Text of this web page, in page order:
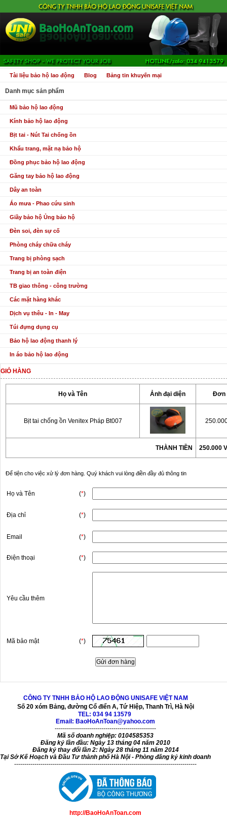
Tài liệu bảo hộ lao động Blog Bảng tin khuyến mại
Danh mục sản phẩm
Mũ bảo hộ lao động
Kính bảo hộ lao động
Bịt tai - Nút Tai chống ồn
Khẩu trang, mặt nạ bảo hộ
Đồng phục bảo hộ lao động
Găng tay bảo hộ lao động
Dây an toàn
Áo mưa - Phao cứu sinh
Giầy bảo hộ Ủng bảo hộ
Đèn soi, đèn sự cố
Phòng cháy chữa cháy
Trang bị phòng sạch
Trang bị an toàn điện
TB giao thông - công trường
Các mặt hàng khác
Dịch vụ thêu - In - May
Túi đựng dụng cụ
Bảo hộ lao động thanh lý
In áo bảo hộ lao động
GIỎ HÀNG
Họ và Tên Ảnh đại diện Đơn
Bịt tai chống ồn Venitex Pháp Bt007
THÀNH TIỀN 250.000
Để tiện cho việc xử lý đơn hàng. Quý khách vui lòng điền đầy đủ thông tin
Họ và Tên (*)
Địa chỉ (*)
Email (*)
Điện thoại (*)
Yêu cầu thêm
Mã bảo mật (*)
CÔNG TY TNHH BẢO HỘ LAO ĐỘNG UNISAFE VIỆT NAM
Số 20 xóm Bảng, đường Cổ điển A, Tứ Hiệp, Thanh Trì, Hà Nội
TEL: 034 94 13579
Email: BaoHoAnToan@yahoo.com
--------------------------------------------------
Mã số doanh nghiệp: 0104585353
Đăng ký lần đầu: Ngày 13 tháng 04 năm 2010
Đăng ký thay đổi lần 2: Ngày 28 tháng 11 năm 2014
Tại Sở Kế Hoạch và Đầu Tư thành phố Hà Nội - Phòng đăng ký kinh doanh
------------------------------------------------------------------------------------------
http://BaoHoAnToan.com